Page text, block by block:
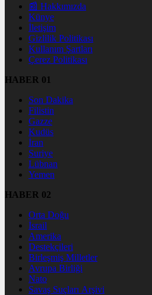
📰 Hakkımızda
Künye
İletişim
Gizlilik Politikası
Kullanım Şartları
Çerez Politikası
HABER 01
Son Dakika
Filistin
Gazze
Kudüs
İran
Suriye
Lübnan
Yemen
HABER 02
Orta Doğu
İsrail
Amerika
Destekçileri
Birleşmiş Milletler
Avrupa Birliği
Nato
Savaş Suçları Arşivi